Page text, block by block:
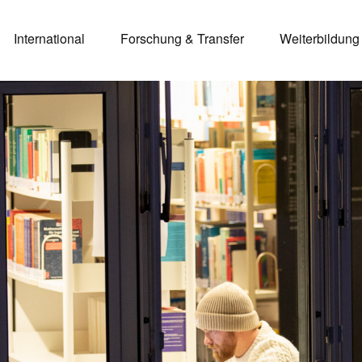
International Forschung & Transfer Weiterbildung